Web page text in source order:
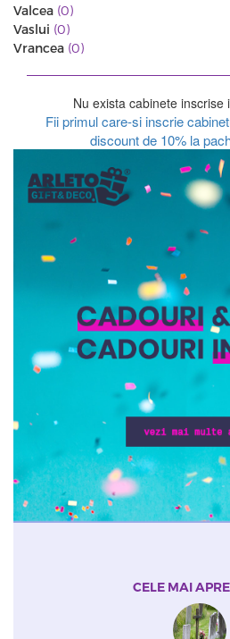
Valcea (0)
Vaslui (0)
Vrancea (0)
Nu exista cabinete inscrise
Fii primul care-si inscrie
discount de 10% la
CELE MAI